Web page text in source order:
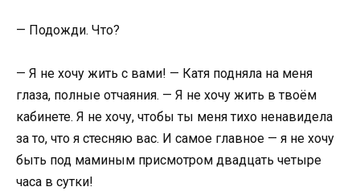
— Подожди. Что?
— Я не хочу жить с вами! — Катя подняла на меня
глаза, полные отчаяния. — Я не хочу жить в твоём
кабинете. Я не хочу, чтобы ты меня тихо ненавидела
за то, что я стесняю вас. И самое главное — я не хочу
быть под маминым присмотром двадцать четыре
часа в сутки!